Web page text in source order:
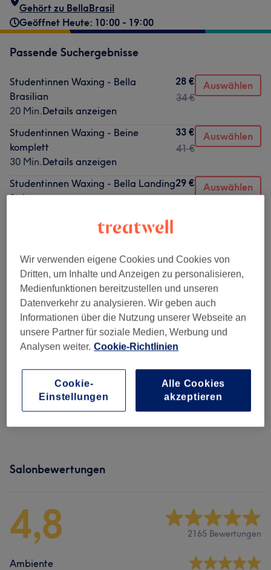
Gehört zu BellaBrasil
Geöffnet Heute: 10:00 - 19:00
Passende Suchergebnisse
Studentinnen Waxing - Bella
Brasilian
20 Min.Details anzeigen
28 €
34 €
Auswählen
Studentinnen Waxing - Beine
komplett
30 Min.Details anzeigen
33 €
41 €
Auswählen
Studentinnen Waxing - Bella Landing
Strip
29 €
36 €
Auswählen
Alle Services
Waxing Pakete (5) ab 46 €
Damen - Waxing (25) ab 11 €
Herren - Waxing (
Salonbewertungen
4,8 2165 Bewertungen
Ambiente
Wir verwenden eigene Cookies und Cookies von
Dritten, um Inhalte und Anzeigen zu personalisieren,
Medienfunktionen bereitzustellen und unseren
Datenverkehr zu analysieren. Wir geben auch
Informationen über die Nutzung unserer Webseite an
unsere Partner für soziale Medien, Werbung und
Analysen weiter. Cookie-Richtlinien
Cookie-
Einstellungen
Alle Cookies
akzeptieren